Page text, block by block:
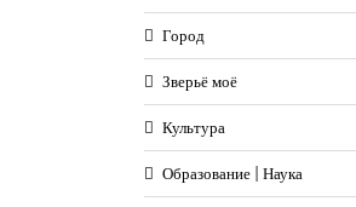
Город
Зверьё моё
Культура
Образование | Наука